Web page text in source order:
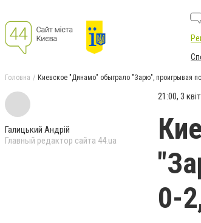
Головна Киевское "Динамо" обыграло "Зарю", проигрывая
Галицький Андрій
Главный редактор сайта 44.ua
21:00, 3
0-